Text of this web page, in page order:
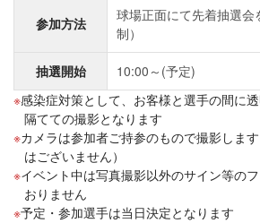
参加方法
球場正面にて先着抽選会
制）
抽選開始
10:00～(予定)
感染症対策として、お客様と選手の間に
隔てての撮影となります
カメラは参加者ご持参のもので撮影しま
はございません）
イベント中は写真撮影以外のサイン等の
おりません
予定・参加選手は当日決定となります